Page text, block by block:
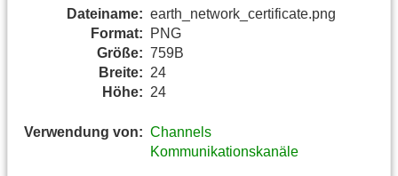
Dateiname: earth_network_certificate.png
Format:
PNG
Größe: 759B
Breite: 24
Höhe: 24
Verwendung von: Channels
Kommunikationskanäle